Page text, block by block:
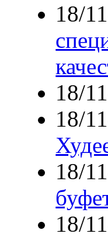
18/
18/
18/
18/
18/